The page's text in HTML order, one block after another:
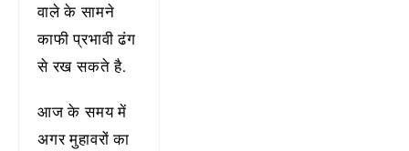
वाले के सामने
काफी प्रभावी ढंग
से रख सकते है.
आज के समय में
अगर मुहावरों का